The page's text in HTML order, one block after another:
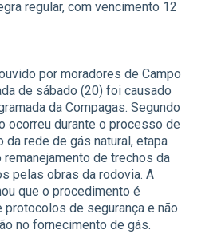
regular, com vencimento 12
por moradores de Campo
de sábado (20) foi causado
da Compagas. Segundo
ocorreu durante o processo de
rede de gás natural, etapa
remanejamento de trechos da
pelas obras da rodovia. A
que o procedimento é
protocolos de segurança e não
no fornecimento de gás.